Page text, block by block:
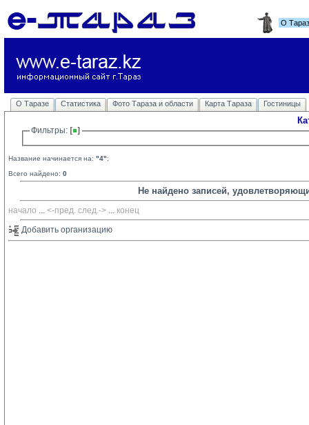
О
О Таразе Статистика Фото Тараза и области Карта Тараза Гостиницы
Фильтры:
Название начинается на: "4";
Всего найдено: 0
Не найдено записей,
начало ... <-пред. след.-> ... конец
Добавить организацию